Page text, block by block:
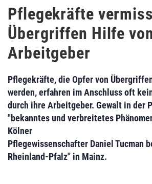
Pflegekräfte
Übergriffen Hilfe
Arbeitgeber
Pflegekräfte, die Opfer von
werden, erfahren im Anschluss oft
durch ihre Arbeitgeber. Gewalt in der
"bekanntes und verbreitetes
Kölner
Pflegewissenschafter Daniel Tucman
Rheinland-Pfalz" in Mainz.